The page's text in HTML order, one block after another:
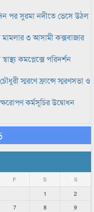
পর সুরমা নদীতে ভেসে উঠল
মামলার ৩ আসামী কক্সবাজার
কমপ্লেক্সে পরিদর্শন
স্মরণে ফ্রান্সে স্মরণসভা ও
কর্মসূচির উদ্বোধন
F S S
1
2
7 8 9